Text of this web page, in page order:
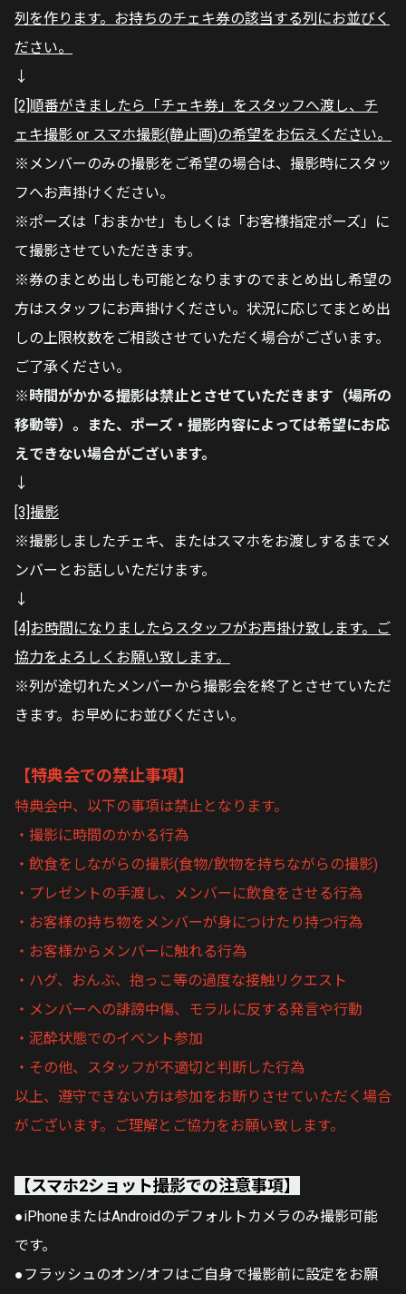
列を作ります。お持ちのチェキ券の該当する列にお並びく
ださい。
↓
[2]順番がきましたら「チェキ券」をスタッフへ渡し、チ
ェキ撮影 or スマホ撮影(静止画)の希望をお伝えください。
※メンバーのみの撮影をご希望の場合は、撮影時にスタッ
フへお声掛けください。
※ポーズは「おまかせ」もしくは「お客様指定ポーズ」に
て撮影させていただきます。
※券のまとめ出しも可能となりますのでまとめ出し希望の
方はスタッフにお声掛けください。状況に応じてまとめ出
しの上限枚数をご相談させていただく場合がございます。
ご了承ください。
※時間がかかる撮影は禁止とさせていただきます（場所の
移動等）。また、ポーズ・撮影内容によっては希望にお応
えできない場合がございます。
↓
[3]撮影
※撮影しましたチェキ、またはスマホをお渡しするまでメ
ンバーとお話しいただけます。
↓
[4]お時間になりましたらスタッフがお声掛け致します。ご
協力をよろしくお願い致します。
※列が途切れたメンバーから撮影会を終了とさせていただ
きます。お早めにお並びください。
【特典会での禁止事項】
特典会中、以下の事項は禁止となります。
・撮影に時間のかかる行為
・飲食をしながらの撮影(食物/飲物を持ちながらの撮影)
・プレゼントの手渡し、メンバーに飲食をさせる行為
・お客様の持ち物をメンバーが身につけたり持つ行為
・お客様からメンバーに触れる行為
・ハグ、おんぶ、抱っこ等の過度な接触リクエスト
・メンバーへの誹謗中傷、モラルに反する発言や行動
・泥酔状態でのイベント参加
・その他、スタッフが不適切と判断した行為
以上、遵守できない方は参加をお断りさせていただく場合
がございます。ご理解とご協力をお願い致します。
【スマホ2ショット撮影での注意事項】
●iPhoneまたはAndroidのデフォルトカメラのみ撮影可能
です。
●フラッシュのオン/オフはご自身で撮影前に設定をお願